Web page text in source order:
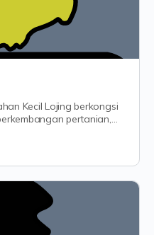
Kecil Lojing berkongsi
pertanian,